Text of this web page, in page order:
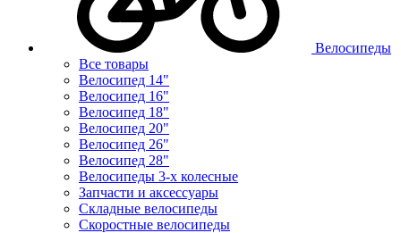
Велосипеды
Все товары
Велосипед 14"
Велосипед 16"
Велосипед 18"
Велосипед 20"
Велосипед 26"
Велосипед 28"
Велосипеды 3-х колесные
Запчасти и аксессуары
Складные велосипеды
Скоростные велосипеды